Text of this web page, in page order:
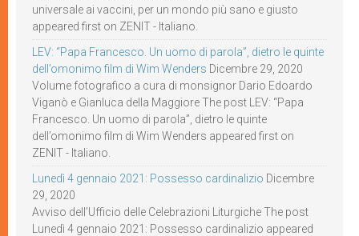
universale ai vaccini, per un mondo più sano e giusto
appeared first on ZENIT - Italiano.
LEV: “Papa Francesco. Un uomo di parola”, dietro le quinte
dell’omonimo film di Wim Wenders Dicembre 29, 2020
Volume fotografico a cura di monsignor Dario Edoardo
Viganò e Gianluca della Maggiore The post LEV: “Papa
Francesco. Un uomo di parola”, dietro le quinte
dell’omonimo film di Wim Wenders appeared first on
ZENIT - Italiano.
Lunedì 4 gennaio 2021: Possesso cardinalizio Dicembre
29, 2020
Avviso dell’Ufficio delle Celebrazioni Liturgiche The post
Lunedì 4 gennaio 2021: Possesso cardinalizio appeared